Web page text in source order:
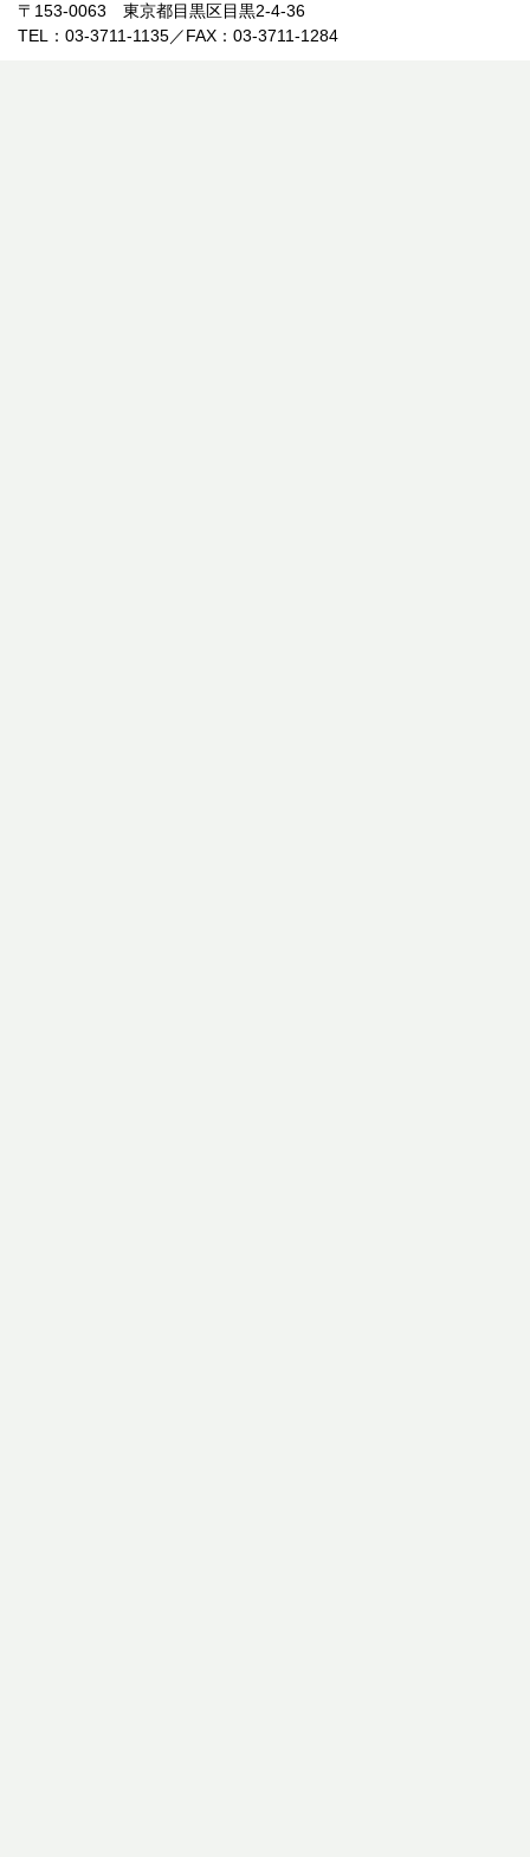
〒153-0063 東京都目黒区目黒2-4-36
TEL：03-3711-1135／FAX：03-3711-1284